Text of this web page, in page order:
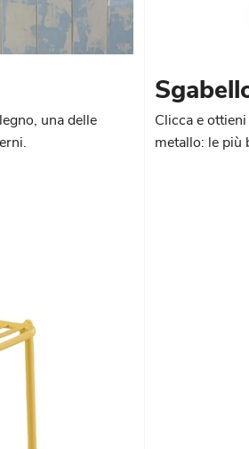
una delle
Clicca e
metallo: le più